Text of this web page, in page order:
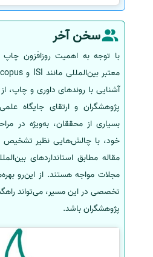
سخن آخر
با توجه به اهمیت روزافزون
آشنایی با روندهای داوری و چاپ،
پژوهشگران و ارتقای جایگاه
بسیاری از محققان، به‌ویژه در
خود، با چالش‌هایی نظیر تشخیص
مقاله مطابق استانداردهای
مجلات مواجه هستند. از این‌رو
تخصصی در این مسیر، می‌تواند
پژوهشگران باشد.